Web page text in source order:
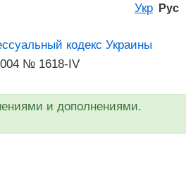
Укр Рус
кодекс Украины
№ 1618-IV
и дополнениями.